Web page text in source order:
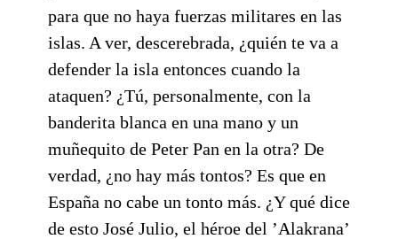
para que no haya fuerzas militares en las
islas. A ver, descerebrada, ¿quién te va a
defender la isla entonces cuando la
ataquen? ¿Tú, personalmente, con la
banderita blanca en una mano y un
muñequito de Peter Pan en la otra? De
verdad, ¿no hay más tontos? Es que en
España no cabe un tonto más. ¿Y qué dice
de esto José Julio, el héroe del ’Alakrana’